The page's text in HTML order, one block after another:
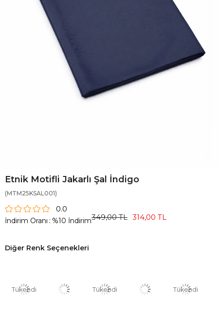
Etnik Motifli Jakarlı Şal İndigo
(MTM25KSAL001)
0.0
İndirim Oranı : %10 İndirim349,00 TL 314,00 TL
Diğer Renk Seçenekleri
Tükendi Tükendi Tükendi